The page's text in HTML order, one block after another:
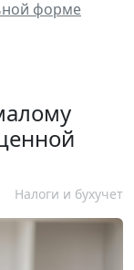
форме
Налоги и бухучет